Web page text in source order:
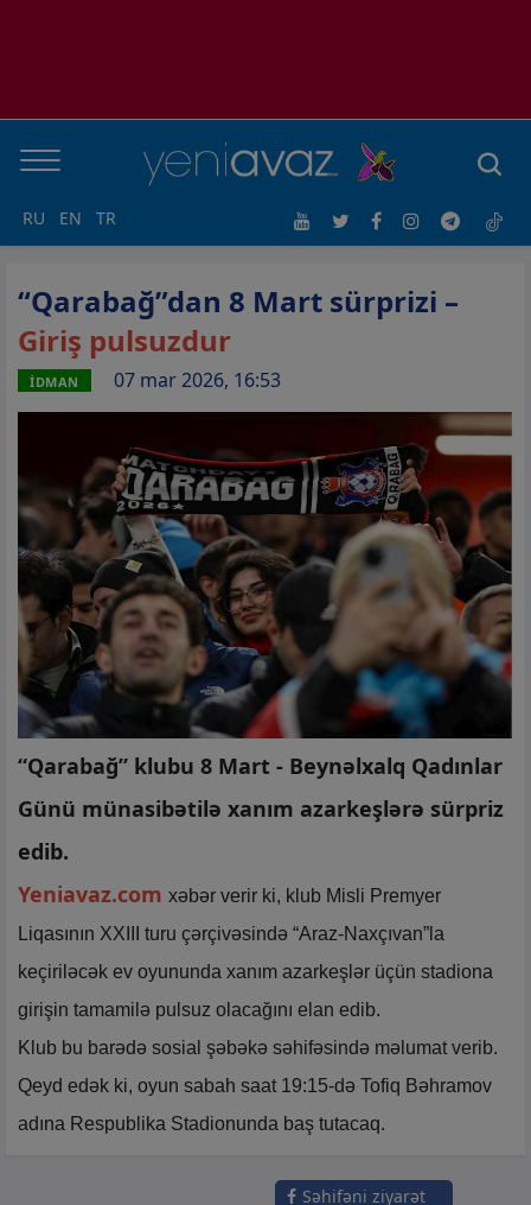
RU EN TR
“Qarabağ”dan 8 Mart sürprizi –
Giriş pulsuzdur
İDMAN 07 mar 2026, 16:53
“Qarabağ” klubu 8 Mart - Beynəlxalq Qadınlar
Günü münasibətilə xanım azarkeşlərə sürpriz
edib.
Yeniavaz.com xəbər verir ki, klub Misli Premyer
Liqasının XXIII turu çərçivəsində “Araz-Naxçıvan”la
keçiriləcək ev oyununda xanım azarkeşlər üçün stadiona
girişin tamamilə pulsuz olacağını elan edib.
Klub bu barədə sosial şəbəkə səhifəsində məlumat verib.
Qeyd edək ki, oyun sabah saat 19:15-də Tofiq Bəhramov
adına Respublika Stadionunda baş tutacaq.
Səhifəni ziyarət